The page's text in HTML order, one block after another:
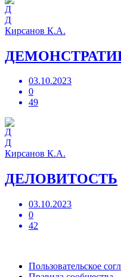
Д
Кирсанов К.А.
03.10.2023
0
49
Д
Кирсанов К.А.
ДЕЛОВИТОСТЬ
03.10.2023
0
42
Пользовательское